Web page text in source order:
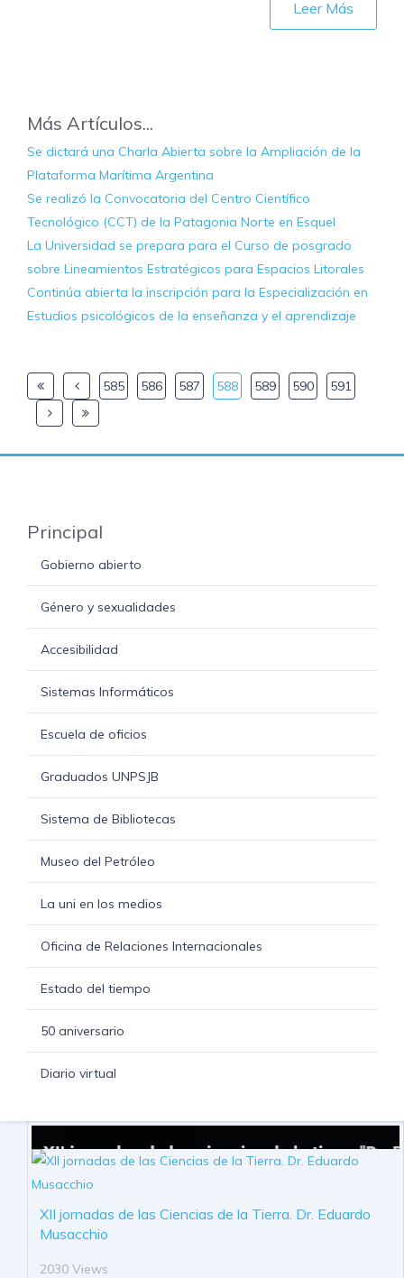
Leer Más
Más Artículos...
Se dictará una Charla Abierta sobre la Ampliación de la
Plataforma Marítima Argentina
Se realizó la Convocatoria del Centro Científico
Tecnológico (CCT) de la Patagonia Norte en Esquel
La Universidad se prepara para el Curso de posgrado
sobre Lineamientos Estratégicos para Espacios Litorales
Continúa abierta la inscripción para la Especialización en
Estudios psicológicos de la enseñanza y el aprendizaje
585 586 587 588 589 590 591
Principal
Gobierno abierto
Género y sexualidades
Accesibilidad
Sistemas Informáticos
Escuela de oficios
Graduados UNPSJB
Sistema de Bibliotecas
Museo del Petróleo
La uni en los medios
Oficina de Relaciones Internacionales
Estado del tiempo
50 aniversario
Diario virtual
XII jornadas de las Ciencias de la Tierra. Dr. Eduardo
Musacchio
2030 Views